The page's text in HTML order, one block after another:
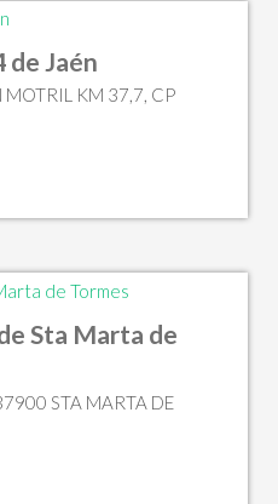
de Jaén
MOTRIL KM 37,7, CP
Sta Marta de
STA MARTA DE